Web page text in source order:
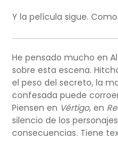
Y la película sigue.
He pensado mucho en
sobre esta escena.
el peso del secreto, la
confesada puede
Piensen en Vértigo, en
silencio de los
consecuencias. Tiene